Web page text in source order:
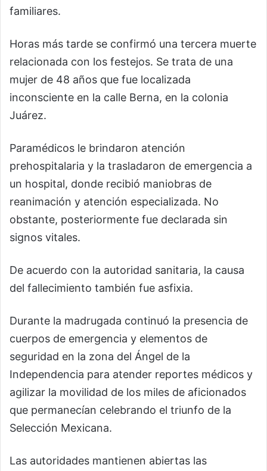
familiares.
Horas más tarde se confirmó una tercera muerte
relacionada con los festejos. Se trata de una
mujer de 48 años que fue localizada
inconsciente en la calle Berna, en la colonia
Juárez.
Paramédicos le brindaron atención
prehospitalaria y la trasladaron de emergencia a
un hospital, donde recibió maniobras de
reanimación y atención especializada. No
obstante, posteriormente fue declarada sin
signos vitales.
De acuerdo con la autoridad sanitaria, la causa
del fallecimiento también fue asfixia.
Durante la madrugada continuó la presencia de
cuerpos de emergencia y elementos de
seguridad en la zona del Ángel de la
Independencia para atender reportes médicos y
agilizar la movilidad de los miles de aficionados
que permanecían celebrando el triunfo de la
Selección Mexicana.
Las autoridades mantienen abiertas las